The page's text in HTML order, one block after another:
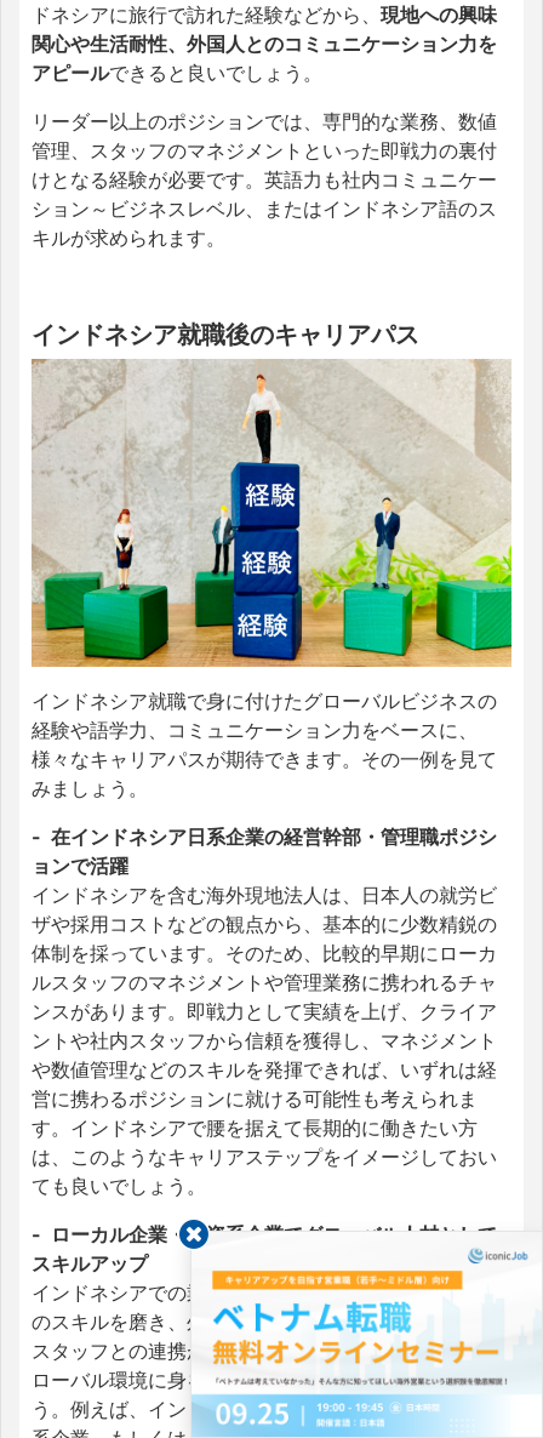
ドネシアに旅行で訪れた経験などから、 現地への興味
関心や生活耐性、外国人とのコミュニケーション力を
アピールできると良いでしょう。
リーダー以上のポジションでは、専門的な業務、数値
管理、スタッフのマネジメントといった即戦力の裏付
けとなる経験が必要です。英語力も社内コミュニケー
ション～ビジネスレベル、またはインドネシア語のス
キルが求められます。
インドネシア就職後のキャリアパス
インドネシア就職で身に付けたグローバルビジネスの
経験や語学力、コミュニケーション力をベースに、
様々なキャリアパスが期待できます。その一例を見て
みましょう。
- 在インドネシア日系企業の経営幹部・管理職ポジシ
ョンで活躍
インドネシアを含む海外現地法人は、日本人の就労ビ
ザや採用コストなどの観点から、基本的に少数精鋭の
体制を採っています。そのため、比較的早期にローカ
ルスタッフのマネジメントや管理業務に携われるチャ
ンスがあります。即戦力として実績を上げ、クライア
ントや社内スタッフから信頼を獲得し、マネジメント
や数値管理などのスキルを発揮できれば、いずれは経
営に携わるポジションに就ける可能性も考えられま
す。インドネシアで腰を据えて長期的に働きたい方
は、このようなキャリアステップをイメージしておい
ても良いでしょう。
- ローカル企業・外資系企業でグローバル人材として
スキルアップ
インドネシアでの業務を通じて英語・インドネシア語
のスキルを磨き、外国人クライアントとの折衝や社内
スタッフとの連携が十分に可能であれば、さらなるグ
ローバル環境に身を置いて活躍することも可能でしょ
う。例えば、インドネシア国内のローカル企業や外資